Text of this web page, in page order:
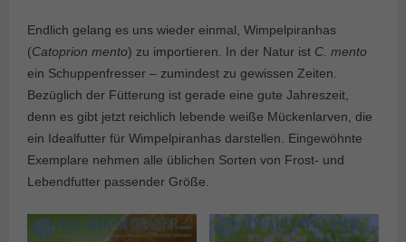
Endlich gelang es uns wieder einmal, Wimpelpiranhas
(Catoprion mento) zu importieren. In der Natur ist C. mento
ein Schuppenfresser – zumindest zu gewissen Zeiten.
Bezüglich der Fütterung ist gerade eine gute Jahreszeit,
denn es gibt jetzt reichlich lebende weiße Mückenlarven, die
ein Idealfutter für Wimpelpiranhas darstellen. Eingewöhnte
Exemplare nehmen alle üblichen Sorten von Frost- und
Lebendfutter passender Größe.